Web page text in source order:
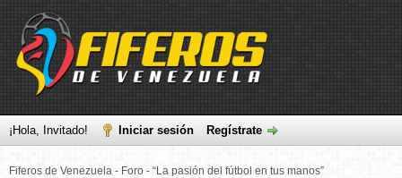
¡Hola, Invitado! Iniciar sesión Regístrate
Fiferos de Venezuela - Foro - “La pasión del fútbol en tus manos”